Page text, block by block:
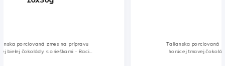
Talianska porciovaná zmes na prípravu
horúcej tmavej čokolády s orieškami -